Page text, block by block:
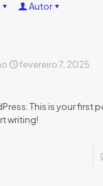
Autor
fevereiro 7, 2025
This is your first
writing!